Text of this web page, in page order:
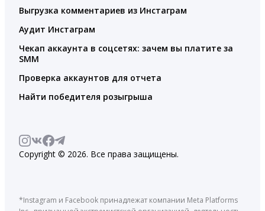
Выгрузка комментариев из Инстаграм
Аудит Инстаграм
Чекап аккаунта в соцсетях: зачем вы платите за
SMM
Проверка аккаунтов для отчета
Найти победителя розыгрыша
Copyright © 2026. Все права защищены.
*Instagram и Facebook принадлежат компании Meta Platforms